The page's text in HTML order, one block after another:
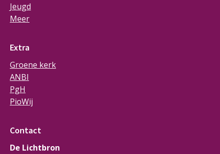
Jeugd
Meer
Extra
Groene kerk
ANBI
PgH
PioWij
Contact
De Lichtbron